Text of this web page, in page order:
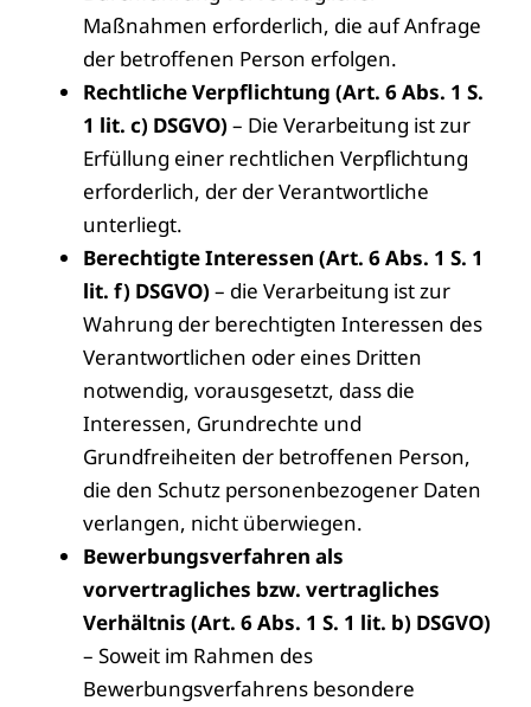
Maßnahmen erforderlich, die auf Anfrage
der betroffenen Person erfolgen.
Rechtliche Verpflichtung (Art. 6 Abs. 1 S.
1 lit. c) DSGVO) – Die Verarbeitung ist zur
Erfüllung einer rechtlichen Verpflichtung
erforderlich, der der Verantwortliche
unterliegt.
Berechtigte Interessen (Art. 6 Abs. 1 S. 1
lit. f) DSGVO) – die Verarbeitung ist zur
Wahrung der berechtigten Interessen des
Verantwortlichen oder eines Dritten
notwendig, vorausgesetzt, dass die
Interessen, Grundrechte und
Grundfreiheiten der betroffenen Person,
die den Schutz personenbezogener Daten
verlangen, nicht überwiegen.
Bewerbungsverfahren als
vorvertragliches bzw. vertragliches
Verhältnis (Art. 6 Abs. 1 S. 1 lit. b) DSGVO)
– Soweit im Rahmen des
Bewerbungsverfahrens besondere